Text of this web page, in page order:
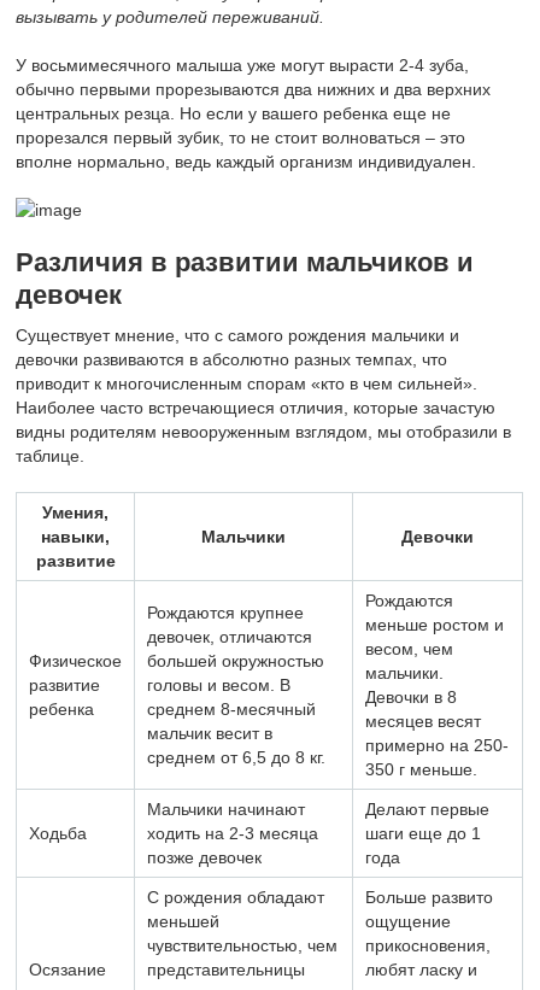
вызывать у родителей переживаний.
У восьмимесячного малыша уже могут вырасти 2-4 зуба,
обычно первыми прорезываются два нижних и два верхних
центральных резца. Но если у вашего ребенка еще не
прорезался первый зубик, то не стоит волноваться – это
вполне нормально, ведь каждый организм индивидуален.
Различия в развитии мальчиков и
девочек
Существует мнение, что с самого рождения мальчики и
девочки развиваются в абсолютно разных темпах, что
приводит к многочисленным спорам «кто в чем сильней».
Наиболее часто встречающиеся отличия, которые зачастую
видны родителям невооруженным взглядом, мы отобразили в
таблице.
Умения,
навыки,
развитие
Мальчики Девочки
Физическое
развитие
ребенка
Рождаются крупнее
девочек, отличаются
большей окружностью
головы и весом. В
среднем 8-месячный
мальчик весит в
среднем от 6,5 до 8 кг.
Рождаются
меньше ростом и
весом, чем
мальчики.
Девочки в 8
месяцев весят
примерно на 250-
350 г меньше.
Ходьба
Мальчики начинают
ходить на 2-3 месяца
позже девочек
Делают первые
шаги еще до 1
года
Осязание
С рождения обладают
меньшей
чувствительностью, чем
представительницы
Больше развито
ощущение
прикосновения,
любят ласку и